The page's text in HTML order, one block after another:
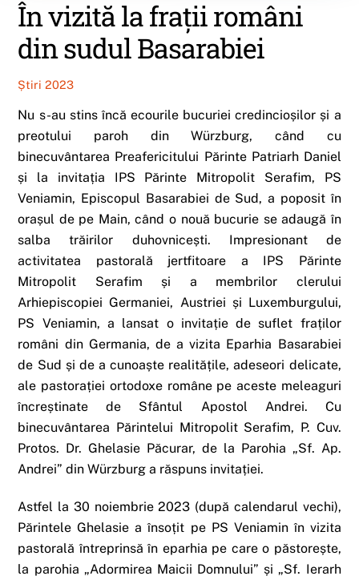
În vizită la frații români
din sudul Basarabiei
Știri 2023
Nu s-au stins încă ecourile bucuriei credincioșilor și a
preotului paroh din Würzburg, când cu
binecuvântarea Preafericitului Părinte Patriarh Daniel
și la invitația IPS Părinte Mitropolit Serafim, PS
Veniamin, Episcopul Basarabiei de Sud, a poposit în
orașul de pe Main, când o nouă bucurie se adaugă în
salba trăirilor duhovnicești. Impresionant de
activitatea pastorală jertfitoare a IPS Părinte
Mitropolit Serafim și a membrilor clerului
Arhiepiscopiei Germaniei, Austriei și Luxemburgului,
PS Veniamin, a lansat o invitație de suflet fraților
români din Germania, de a vizita Eparhia Basarabiei
de Sud și de a cunoaște realitățile, adeseori delicate,
ale pastorației ortodoxe române pe aceste meleaguri
încreștinate de Sfântul Apostol Andrei. Cu
binecuvântarea Părintelui Mitropolit Serafim, P. Cuv.
Protos. Dr. Ghelasie Păcurar, de la Parohia „Sf. Ap.
Andrei” din Würzburg a răspuns invitației.
Astfel la 30 noiembrie 2023 (după calendarul vechi),
Părintele Ghelasie a însoțit pe PS Veniamin în vizita
pastorală întreprinsă în eparhia pe care o păstorește,
la parohia „Adormirea Maicii Domnului” și „Sf. Ierarh